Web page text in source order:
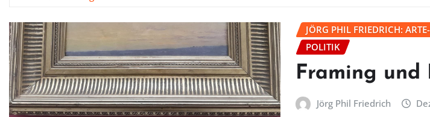
JÖRG PHIL FRIEDRICH:
POLITIK
Framing und
Jörg Phil Friedrich